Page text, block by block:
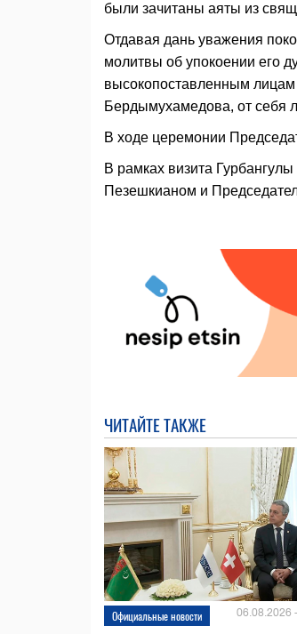
были зачитаны аяты из
Отдавая дань уважения
молитвы об упокоении его
высокопоставленным
Бердымухамедова, от себя
В ходе церемонии
В рамках визита
Пезешкианом и
ЧИТАЙТЕ ТАКЖЕ
Официальные новости 06.08.2026